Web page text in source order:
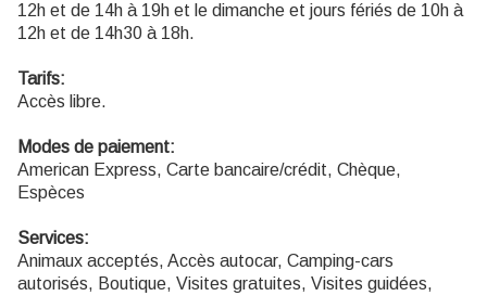
12h et de 14h à 19h et le dimanche et jours fériés de 10h à
12h et de 14h30 à 18h.
Tarifs:
Accès libre.
Modes de paiement:
American Express, Carte bancaire/crédit, Chèque,
Espèces
Services:
Animaux acceptés, Accès autocar, Camping-cars
autorisés, Boutique, Visites gratuites, Visites guidées,